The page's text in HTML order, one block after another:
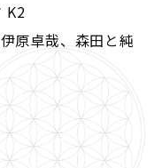
K2
原卓哉、森田と純